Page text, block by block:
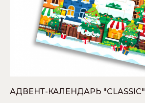
АДВЕНТ-КАЛЕНДАРЬ "CLASSIC"